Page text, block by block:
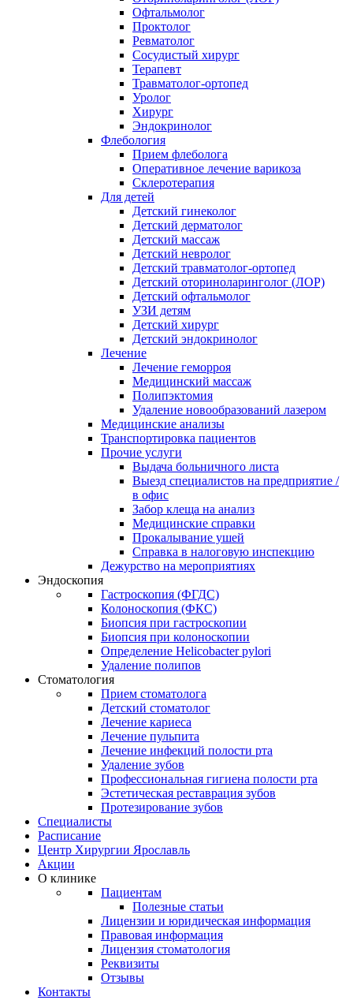
Офтальмолог
Проктолог
Ревматолог
Сосудистый хирург
Терапевт
Травматолог-ортопед
Уролог
Хирург
Эндокринолог
Флебология
Прием флеболога
Оперативное лечение варикоза
Склеротерапия
Для детей
Детский гинеколог
Детский дерматолог
Детский массаж
Детский невролог
Детский травматолог-ортопед
Детский оториноларинголог (ЛОР)
Детский офтальмолог
УЗИ детям
Детский хирург
Детский эндокринолог
Лечение
Лечение геморроя
Медицинский массаж
Полипэктомия
Удаление новообразований лазером
Медицинские анализы
Транспортировка пациентов
Прочие услуги
Выдача больничного листа
Выезд специалистов на предприятие /
в офис
Забор клеща на анализ
Медицинские справки
Прокалывание ушей
Справка в налоговую инспекцию
Дежурство на мероприятиях
Эндоскопия
Гастроскопия (ФГДС)
Колоноскопия (ФКС)
Биопсия при гастроскопии
Биопсия при колоноскопии
Определение Helicobacter pylori
Удаление полипов
Стоматология
Прием стоматолога
Детский стоматолог
Лечение кариеса
Лечение пульпита
Лечение инфекций полости рта
Удаление зубов
Профессиональная гигиена полости рта
Эстетическая реставрация зубов
Протезирование зубов
Специалисты
Расписание
Центр Хирургии Ярославль
Акции
О клинике
Пациентам
Полезные статьи
Лицензии и юридическая информация
Правовая информация
Лицензия стоматология
Реквизиты
Отзывы
Контакты